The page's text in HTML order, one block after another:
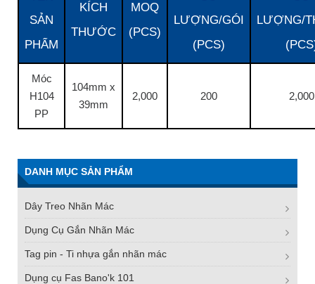
SẢN
PHẨM
KÍCH
THƯỚC
MOQ
(PCS)
LƯỢNG/GÓI
(PCS)
LƯỢNG/
Móc
H104
PP
104mm x
39mm
2,000 200 2,000
DANH MỤC SẢN PHẨM
Dây Treo Nhãn Mác
Dụng Cụ Gắn Nhãn Mác
Tag pin - Ti nhựa gắn nhãn mác
Dụng cụ Fas Bano'k 101